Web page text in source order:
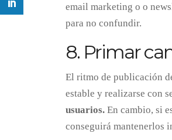
email marketing o o
para no confundir.
8. Primar
El ritmo de publicación
estable y realizarse con
usuarios. En cambio, si
conseguirá mantenerlos